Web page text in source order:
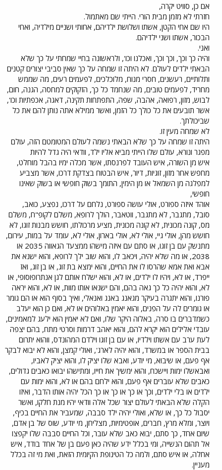
אם כן, סוויט יקרה,
חזרתי לא מזמן מבית הורי. הייתי שם מאתמול.
היו שם אחי הקטן, אשתו ושלושת ילדיהם, אחותי ושניים מילדיה, ואחי
הבכור, אשתו ושני ילדיהם.
ואני.
והיה כך וכך, וכך וכך, ואכלנו וכו', ולראשונה בחיי שמחתי על כך שלא
הבאתי ילדים לעולם. לא היתה זו שמחה על כך שאין סביבי יצורים קטנים
ותלותיים, רעשנים, חסרי מנוח, מלוכלכים, לפעמים רעים, מה שממש
מחריד, לפעמים טובים, מה שנחמד כל כך, הזקוקים למחסה, הגנה, חום,
לבוש, מזון, רפואה, אהבה, שפה, התפתחות תקינה, דאגה, אכפתיות וכו',
אשר תובעים את כל כולך כל הזמן, ואשר ממילא אתה נותן להם את כל
שביכולתך.
לא שמחה מעין זו.
היתה זו שמחה על כך שלא הבאתי נשמה לעולם המטומטם הזה, עולם
מפגר ונורא, עולם שלו הייתי מביא אליו ילד, וודאי היה גדל להיות
איש מן השורה, איש העובד לפרנסתו, אשר מכלה ימיו בהבל מוחלט,
מחפש אחר מזון, זוגיות, דיור, איש הבטוח בצדקת דרכו, אשר מצביע
למפלגה מן השמאל או מן הימין, התומך בשוק חופשי או בשוק שאינו
חופשי,
אוהד איזה ספורט, אולי עושה ספורט, נלחם על דרכו, נפצע, כואב,
סובל, מתגבר, לא מתגבר, ווטאבר, הולך לרופא, משלם לקופ"ח, משלם
מס, קונה מכונית, לא קונה מכונית, מציע מרכולתו, חושש מבנות זוגו, לא
חושש מהן, אולי גיי, אולי לא, אולי בארון, אולי לא, עומד על במות, עירום,
מתנשק עם בן זוגו, או סתם עם איזה מישהו ממצעד הגאווה 2035 או
2038, או מה שלא יהיה, ויכאב לו, והוא שוב ילך לרופא, והוא ישנא את
אבא ואת אמא שהרסו לו את החיים, והוא ימצא בת זוג, או בן זוג, ואז
ייפרד, או לא, ויהיו לו ילדים, או לא, והוא ישלח אותם לגן אנתרופוסופי, או
לא, והוא יהיה כל כך גאה בהם, והם ישנאו אותו מוות, או לא, והוא יראה
פורנו, והוא יתגרה בעיקר מגאנג באנג ואנאלי, ואיך בסוף הוא או הם גומר
או גומרים לה על הפנים, והוא יאמין באלוהים או לא, ואם כן הוא יעלב
כשמדברים בו סרה, באלוה היקר שלו, ואם לא יאמין הוא ילעג למאמינים,
עובדי אלילים הוא יקרא להם, והוא יאהב דרמות וסרטי מתח, בהם יצפה
לעת ערב עם אשתו וילדיו, או עם בן זוגו וילדם המהונדס, ווהוא יתרום
בבית הספר או במשרד, והוא יהיה לארג', ואולי קמצן, והוא לא יבוא לבקר
אף פעם, או שיבוא, מי יודע, ואבא שלו יציק לו, והוא יציק לאביו,
ואבאשלו ימות ויישכח, והוא ימשיך את חייו, ומתישהו יבואו כאבים גדולים,
כאבים שלא עוברים אף פעם, והוא ילחם בהם או לא, והוא ימות עם
ילדים או בלי ילדים, וכך או כך או כך או כך הכל יהיה אותו הדבר, ואיזו
הקלה שלא הבאתי לעולם יצור שכל אלה וודאי יהיו מנת חלקו, ואשר
יסבול כל כך, או שלא, ואולי יהיה ילד סבבה, שמעביר את החיים בכיף,
ויוצר, ומלא מרץ, חברים, אופטימיות, מצליחן, מי יודע, שוס של בן אדם,
שיום אחד, כך סתם, יבוא כאב שלא עובר, וכל החיים סבבה שלו יקפצו
אל תהום הנשייה, ומי בכלל ידע שהיה כאן פעם בן של אחד בודד, איש
אחלה, או איש סתם, ולמה כל הטינופת הקיומית הזאת, ואת מי זה בכלל
מעניין.